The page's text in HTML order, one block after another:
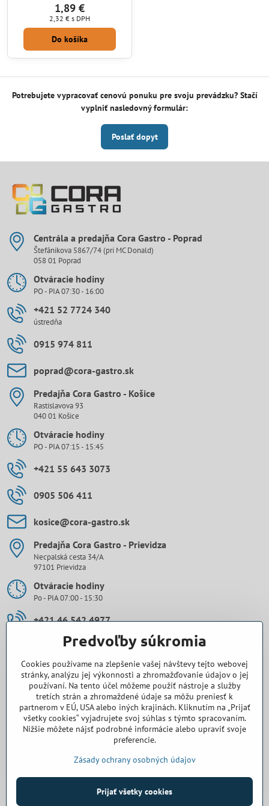
1,89 €
2,32 € s DPH
Do košíka
Potrebujete vypracovať cenovú ponuku pre svoju prevádzku? Stačí
vyplniť nasledovný formulár:
Poslať dopyt
Centrála a predajňa Cora Gastro - Poprad
Štefánikova 5867/74 (pri MC Donald)
058 01 Poprad
Otváracie hodiny
PO - PIA 07:30 - 16:00
+421 52 7724 340
ústredňa
0915 974 811
poprad​@cora-gastro​.sk
Predajňa Cora Gastro - Košice
Rastislavova 93
040 01 Košice
Otváracie hodiny
PO - PIA 07:15 - 15:45
+421 55 643 3073
0905 506 411
kosice​@cora-gastro​.sk
Predajňa Cora Gastro - Prievidza
Necpalská cesta 34/A
97101 Prievidza
Otváracie hodiny
Po - PIA 07:00 - 15:30
+421 46 542 4977
0907 971 896
prievidza​@cora-gastro​.sk
Obchodné zastúpenie Cora Gastro - Bratislava
0918 345 325
©2026Copyright
Predvoľby súkromia
Cookies používame na zlepšenie vašej návštevy tejto webovej
stránky, analýzu jej výkonnosti a zhromažďovanie údajov o jej
používaní. Na tento účel môžeme použiť nástroje a služby
tretích strán a zhromaždené údaje sa môžu preniesť k
partnerom v EÚ, USA alebo iných krajinách. Kliknutím na „Prijať
všetky cookies“ vyjadrujete svoj súhlas s týmto spracovaním.
Nižšie môžete nájsť podrobné informácie alebo upraviť svoje
preferencie.
Zásady ochrany osobných údajov
Prijať všetky cookies